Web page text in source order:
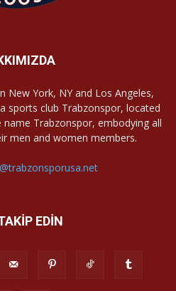
New York, NY and Los Angeles,
sports club Trabzonspor, located
Trabzonspor, embodying all
men and women members.
EDİN